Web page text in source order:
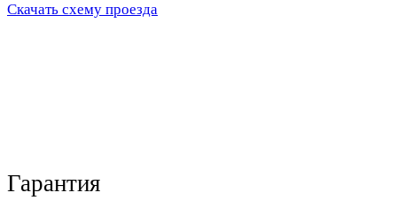
Скачать схему проезда
Гарантия